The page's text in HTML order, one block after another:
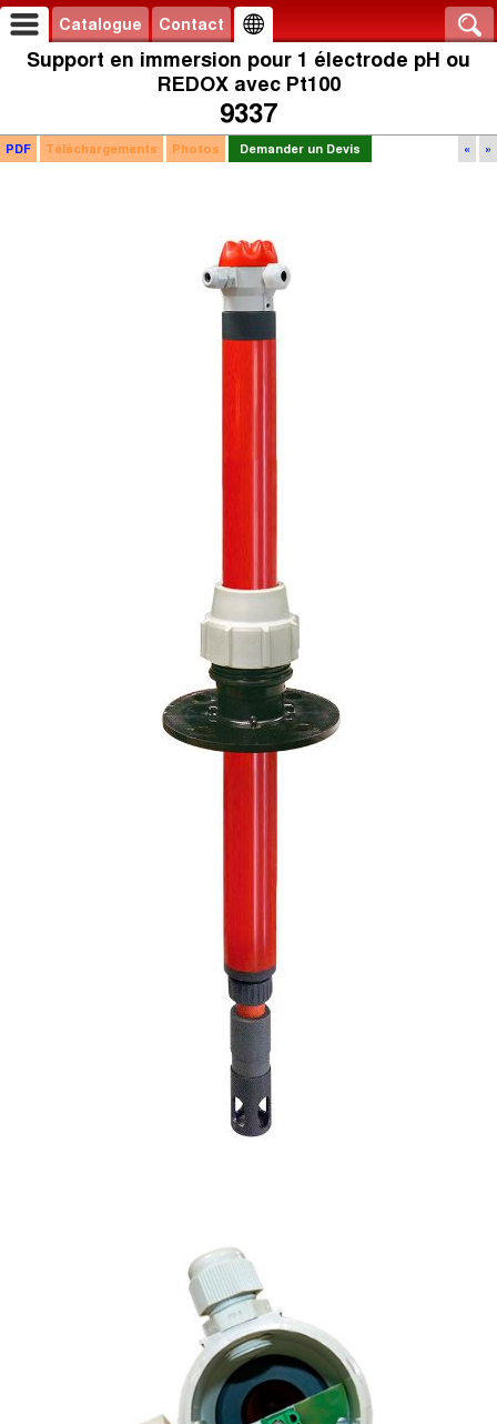
Catalogue Contact
Support en immersion pour 1 électrode pH ou
REDOX avec Pt100
9337
« »
PDF Téléchargements Photos Demander un Devis